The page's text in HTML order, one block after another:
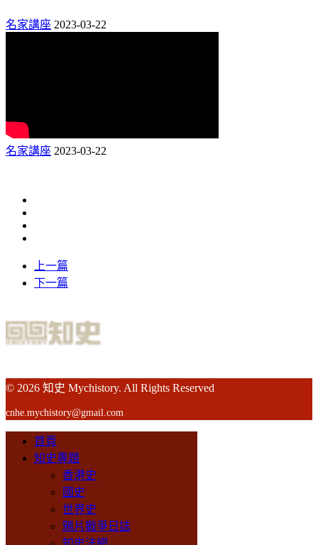
名家講座 2023-03-22
名家講座 2023-03-22
上一篇
下一篇
© 2026 知史 Mychistory. All Rights Reserved
cnhe.mychistory@gmail.com
首頁
知史專題
香港史
國史
世界史
鴉片戰爭日誌